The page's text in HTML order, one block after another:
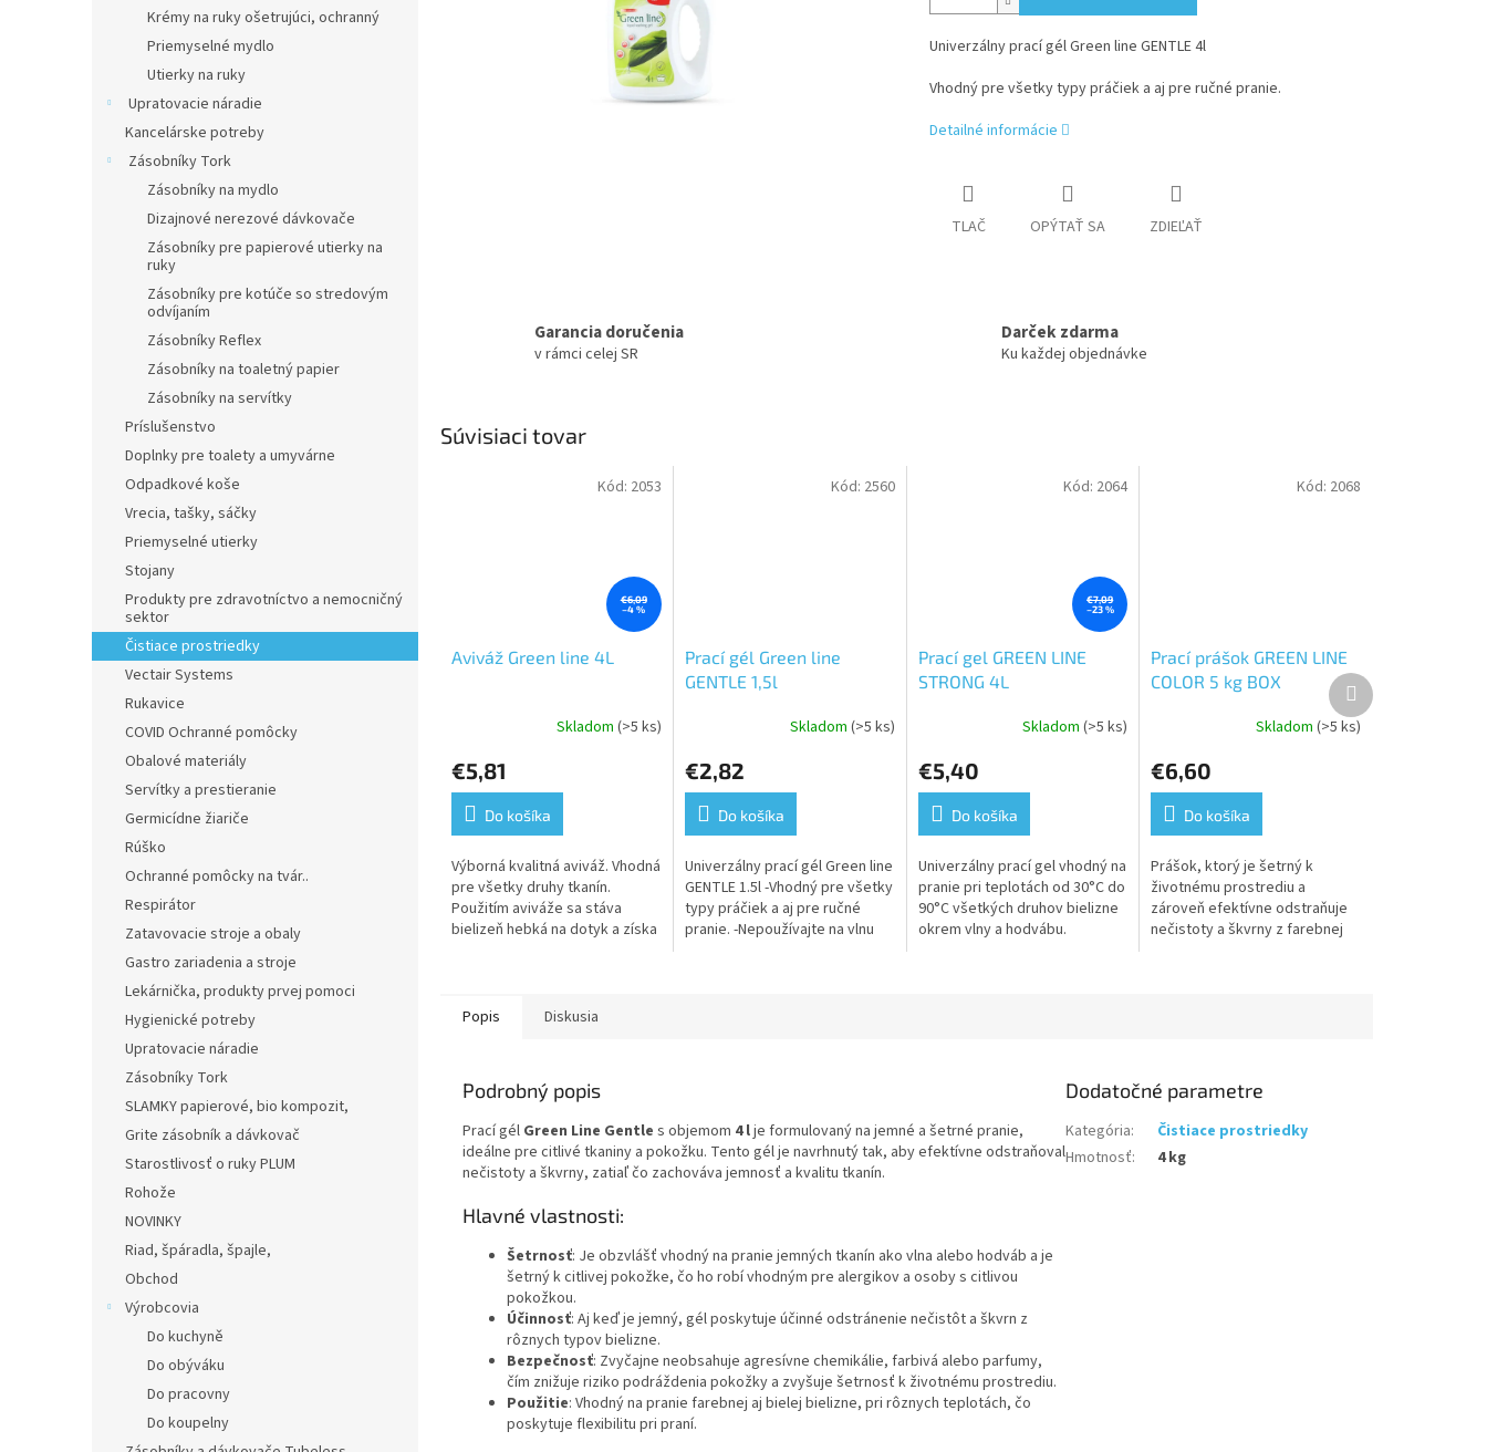
Krémy na ruky ošetrujúci, ochranný
Priemyselné mydlo
Utierky na ruky
Upratovacie náradie
Kancelárske potreby
Zásobníky Tork
Zásobníky na mydlo
Dizajnové nerezové dávkovače
Zásobníky pre papierové utierky na
ruky
Zásobníky pre kotúče so stredovým
odvíjaním
Zásobníky Reflex
Zásobníky na toaletný papier
Zásobníky na servítky
Príslušenstvo
Doplnky pre toalety a umyvárne
Odpadkové koše
Vrecia, tašky, sáčky
Priemyselné utierky
Stojany
Produkty pre zdravotníctvo a nemocničný
sektor
Čistiace prostriedky
Vectair Systems
Rukavice
COVID Ochranné pomôcky
Obalové materiály
Servítky a prestieranie
Germicídne žiariče
Rúško
Ochranné pomôcky na tvár..
Respirátor
Zatavovacie stroje a obaly
Gastro zariadenia a stroje
Lekárnička, produkty prvej pomoci
Hygienické potreby
Upratovacie náradie
Zásobníky Tork
SLAMKY papierové, bio kompozit,
Grite zásobník a dávkovač
Starostlivosť o ruky PLUM
Rohože
NOVINKY
Riad, špáradla, špajle,
Obchod
Výrobcovia
Do kuchyně
Do obýváku
Do pracovny
Do koupelny
Univerzálny prací gél Green line GENTLE 4l
Vhodný pre všetky typy práčiek a aj pre ručné pranie.
Detailné informácie
TLAČ OPÝTAŤ SA ZDIEĽAŤ
Garancia doručenia
v rámci celej SR
Darček zdarma
Ku každej objednávke
Súvisiaci tovar
€6,09
–4 %
Aviváž Green line 4L
produktu
je
5,0
z
5
hviezdičiek.
Skladom (>5 ks)
€5,81
Do košíka
Výborná kvalitná aviváž. Vhodná
pre všetky druhy tkanín.
Použitím aviváže sa stáva
bielizeň hebká na dotyk a získa
Kód: 2053
Prací gél Green line
GENTLE 1,5l
Skladom (>5 ks)
€2,82
Do košíka
Univerzálny prací gél Green line
GENTLE 1.5l -Vhodný pre všetky
typy práčiek a aj pre ručné
pranie. -Nepoužívajte na vlnu
Kód: 2560
€7,09
–23 %
Prací gel GREEN LINE
STRONG 4L
Skladom(>5 ks)
€5,40
Do košíka
Univerzálny prací gel vhodný na
pranie pri teplotách od 30°C do
90°C všetkých druhov bielizne
okrem vlny a hodvábu.
Kód: 2064
Prací prášok GREEN LINE
COLOR 5 kg BOX
produktu
je
5,0
z
5
hviezdičiek.
Skladom(>5 ks)
€6,60
Do košíka
Prášok, ktorý je šetrný k
životnému prostrediu a
zároveň efektívne odstraňuje
nečistoty a škvrny z farebnej
Kód: 2068
Ďalší
produkt
Popis Diskusia
Podrobný popis
Prací gél Green Line Gentle s objemom 4 lje formulovaný na jemné a šetrné pranie,
ideálne pre citlivé tkaniny a pokožku. Tento gél je navrhnutý tak, aby efektívne odstraňoval
nečistoty a škvrny, zatiaľ čo zachováva jemnosť a kvalitu tkanín.
Hlavné vlastnosti:
Šetrnosť: Je obzvlášť vhodný na pranie jemných tkanín ako vlna alebo hodváb a je
šetrný k citlivej pokožke, čo ho robí vhodným pre alergikov a osoby s citlivou
pokožkou.
Účinnosť: Aj keď je jemný, gél poskytuje účinné odstránenie nečistôt a škvrn z
rôznych typov bielizne.
Bezpečnosť: Zvyčajne neobsahuje agresívne chemikálie, farbivá alebo parfumy,
čím znižuje riziko podráždenia pokožky a zvyšuje šetrnosť k životnému prostrediu.
Použitie: Vhodný na pranie farebnej aj bielej bielizne, pri rôznych teplotách, čo
poskytuje flexibilitu pri praní.
Dodatočné parametre
Kategória:
Čistiace prostriedky
Hmotnosť: 4 kg